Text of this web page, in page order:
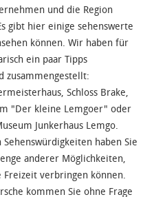
und die Region
gibt hier einige sehenswerte
können. Wir haben für
ein paar Tipps
zusammengestellt:
Schloss Brake,
"Der kleine Lemgoer" oder
Junkerhaus Lemgo.
Sehenswürdigkeiten haben Sie
anderer Möglichkeiten,
Freizeit verbringen können.
kommen Sie ohne Frage